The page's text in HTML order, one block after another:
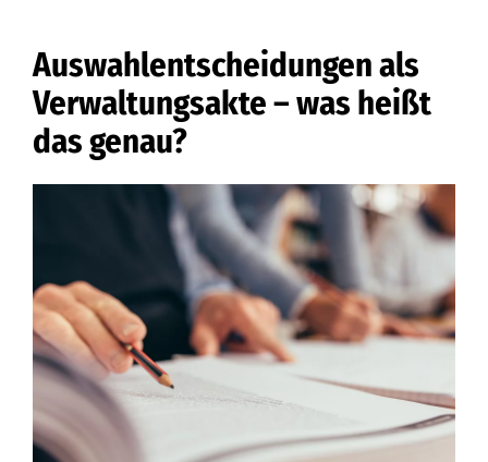
Auswahlentscheidungen als
Verwaltungsakte – was heißt
das genau?